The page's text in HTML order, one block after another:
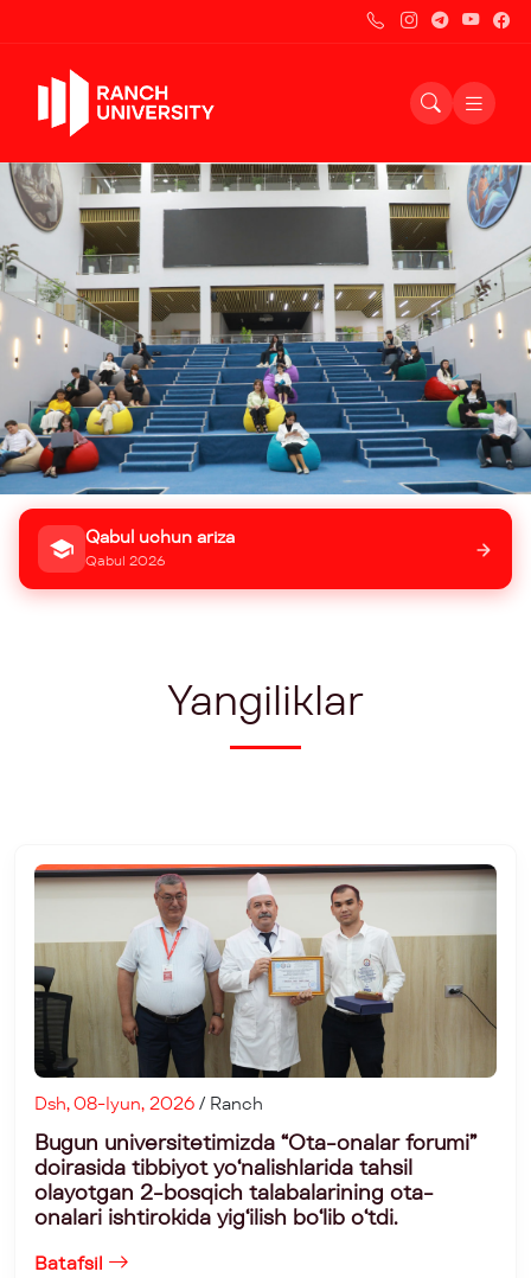
Qabul uchun ariza
Qabul 2026
Yangiliklar
Dsh, 08-Iyun, 2026 / Ranch
Bugun universitetimizda “Ota-onalar forumi”
doirasida tibbiyot yo‘nalishlarida tahsil
olayotgan 2-bosqich talabalarining ota-
onalari ishtirokida yig‘ilish bo‘lib o‘tdi.
Batafsil